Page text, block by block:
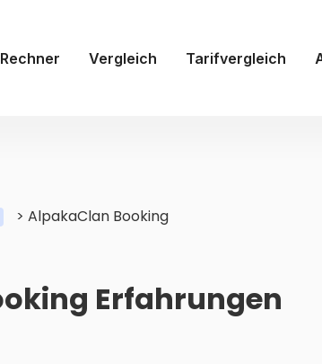
Rechner Vergleich Tarifvergleich
> AlpakaClan Booking
Erfahrungen